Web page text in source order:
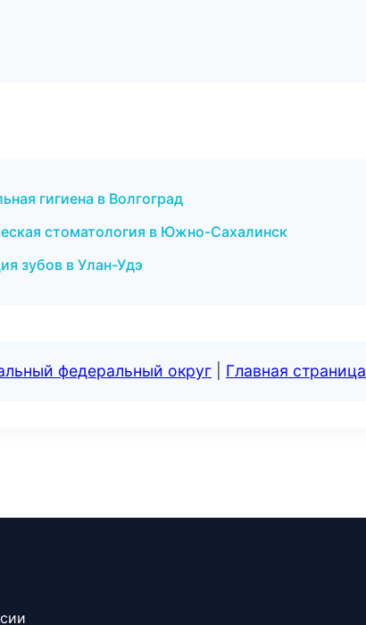
гигиена в Волгоград
стоматология в Южно-Сахалинск
зубов в Улан-Удэ
федеральный округ Главная страница